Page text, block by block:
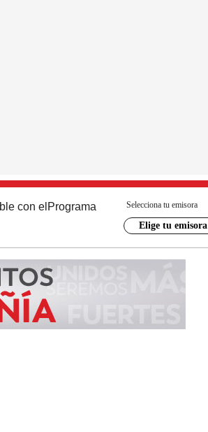
con el Programa Selecciona tu emisora
Elige tu emisora